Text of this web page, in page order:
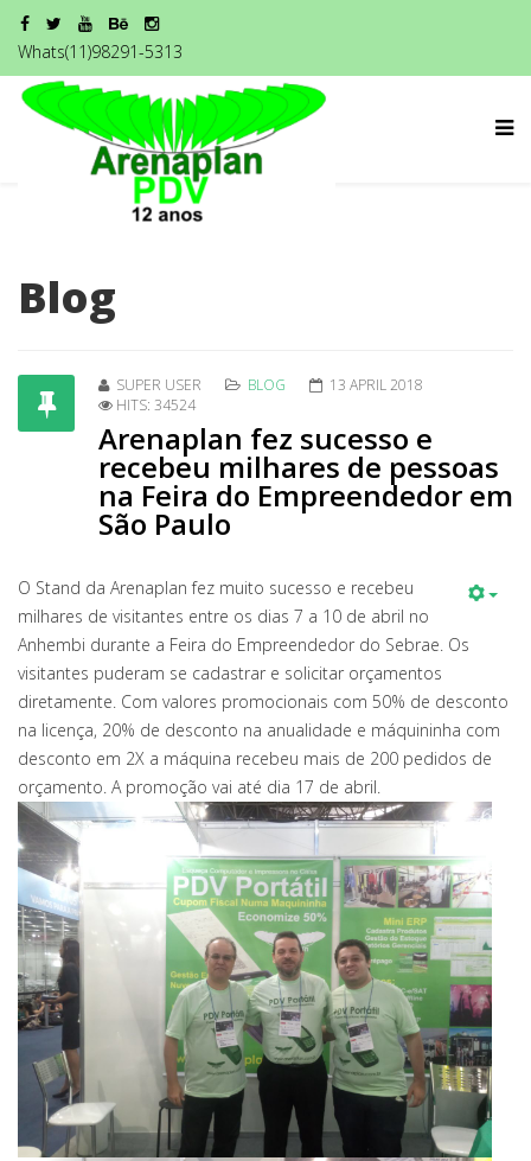
Whats(11)98291-5313
Blog
SUPER USER BLOG
13 APRIL 2018
HITS: 34524
Arenaplan fez sucesso e
recebeu milhares de pessoas
na Feira do Empreendedor em
São Paulo
O Stand da Arenaplan fez muito sucesso e recebeu
milhares de visitantes entre os dias 7 a 10 de abril no
Anhembi durante a Feira do Empreendedor do Sebrae. Os
visitantes puderam se cadastrar e solicitar orçamentos
diretamente. Com valores promocionais com 50% de desconto
na licença, 20% de desconto na anualidade e máquininha com
desconto em 2X a máquina recebeu mais de 200 pedidos de
orçamento. A promoção vai até dia 17 de abril.